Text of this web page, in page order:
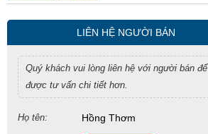
LIÊN HỆ NGƯỜI BÁN
Quý khách vui lòng liên hệ với người bán để
được tư vấn chi tiết hơn.
Họ tên: Hồng Thơm